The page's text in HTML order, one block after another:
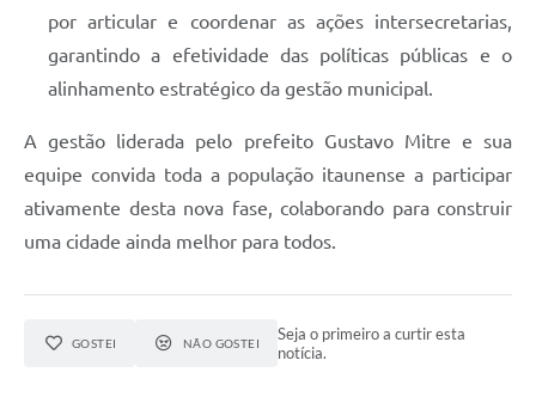
por articular e coordenar as ações intersecretarias,
garantindo a efetividade das políticas públicas e o
alinhamento estratégico da gestão municipal.
A gestão liderada pelo prefeito Gustavo Mitre e sua
equipe convida toda a população itaunense a participar
ativamente desta nova fase, colaborando para construir
uma cidade ainda melhor para todos.
GOSTEI NÃO GOSTEI
Seja o primeiro a curtir esta
notícia.